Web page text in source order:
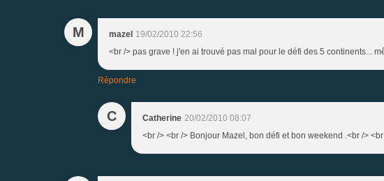
M mazel 19/02/2010 22:56
<br /> pas grave ! j'en ai trouvé pas mal pour le défi des 5 continents...
Répondre
C Catherine 20/02/2010 08:07
<br /> <br /> Bonjour Mazel, bon défi et bon weekend .<br />